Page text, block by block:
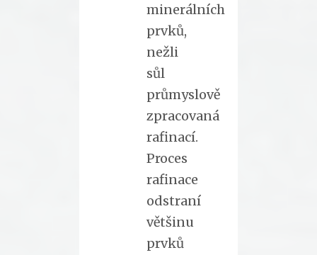
minerálních
prvků,
nežli
sůl
průmyslově
zpracovaná
rafinací.
Proces
rafinace
odstraní
většinu
prvků